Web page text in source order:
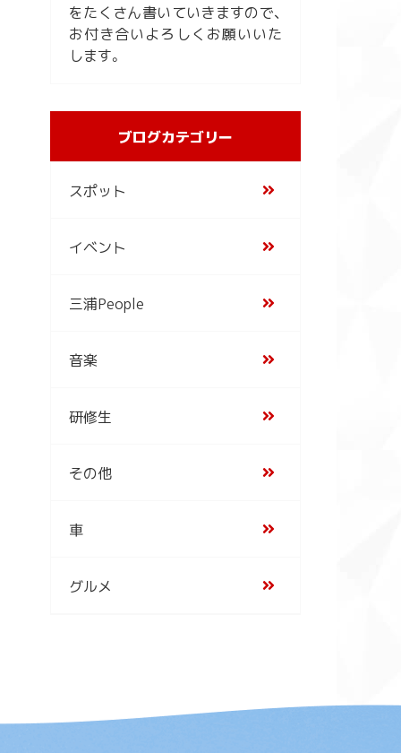
をたくさん書いていきますので、
お付き合いよろしくお願いいた
します。
ブログカテゴリー
スポット
イベント
三浦People
音楽
研修生
その他
車
グルメ